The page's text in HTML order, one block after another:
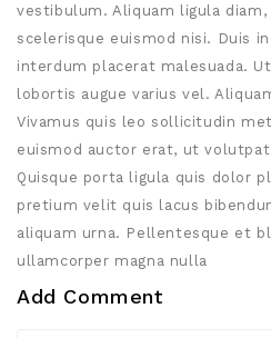
vestibulum. Aliquam ligula
scelerisque euismod nisi. Duis
interdum placerat malesuada.
lobortis augue varius vel.
Vivamus quis leo sollicitudin
euismod auctor erat, ut
Quisque porta ligula quis dolor
pretium velit quis lacus
aliquam urna. Pellentesque et
ullamcorper magna nulla
Add Comment